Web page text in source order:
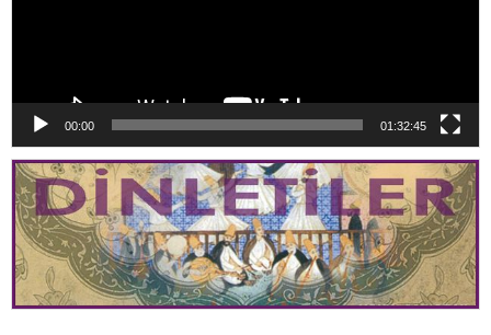
00:00 01:32:45